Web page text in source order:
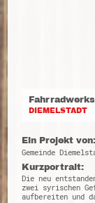
DIEMELSTADT
Ein Projekt von:
Gemeinde
Kurzportrait:
Die neu
zwei syrischen
aufbereiten und